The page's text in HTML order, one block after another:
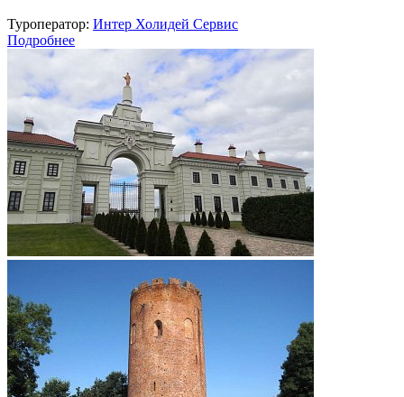
Туроператор: Интер Холидей Сервис
Подробнее